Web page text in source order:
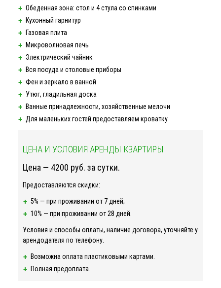
Обеденная зона: стол и 4 стула со спинками
Кухонный гарнитур
Газовая плита
Микроволновая печь
Электрический чайник
Вся посуда и столовые приборы
Фен и зеркало в ванной
Утюг, гладильная доска
Ванные принадлежности, хозяйственные мелочи
Для маленьких гостей предоставляем кроватку
ЦЕНА И УСЛОВИЯ АРЕНДЫ КВАРТИРЫ
Цена — 4200 руб. за сутки.
Предоставляются скидки:
5% — при проживании от 7 дней;
10% — при проживании от 28 дней.
Условия и способы оплаты, наличие договора, уточняйте у
арендодателя по телефону.
Возможна оплата пластиковыми картами.
Полная предоплата.